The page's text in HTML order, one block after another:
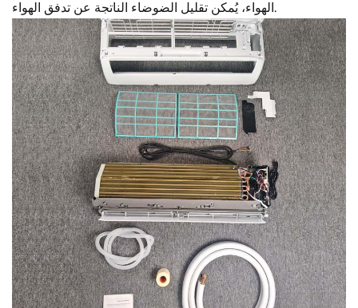
الهواء، يُمكن تقليل الضوضاء الناتجة عن تدفق الهواء.